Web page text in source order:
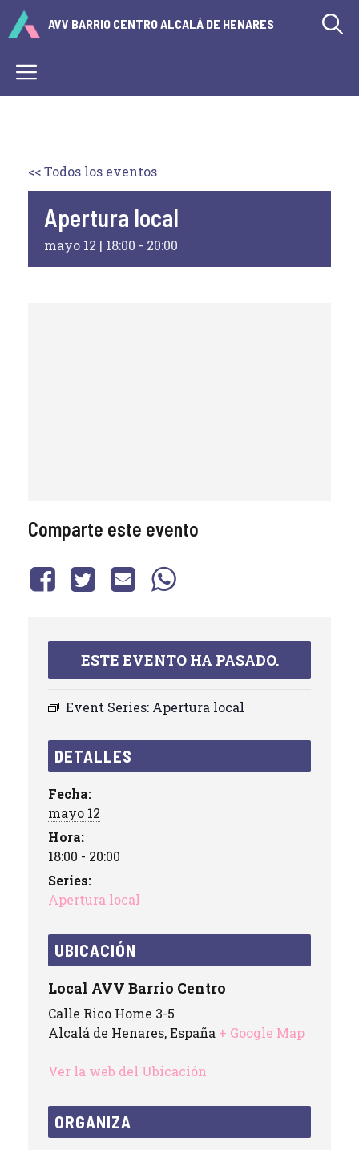
Saltar
AVV BARRIO CENTRO ALCALÁ DE HENARES
Menú
<< Todos los eventos
Apertura local
mayo 12 | 18:00 - 20:00
Comparte este evento
ESTE EVENTO HA PASADO.
Event Series: Apertura local
DETALLES
Fecha:
mayo 12
Hora:
18:00 - 20:00
Series:
Apertura local
UBICACIÓN
Local AVV Barrio Centro
Calle Rico Home 3-5
Alcalá de Henares,España + Google Map
Ver la web del Ubicación
ORGANIZA